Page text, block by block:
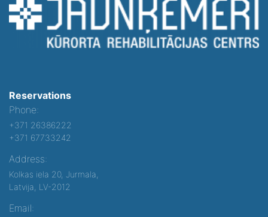
Reservations
Phone:
+371 26386222
+371 67733242
Address:
Kolkas iela 20, Jurmala,
Latvija, LV-2012
Email: